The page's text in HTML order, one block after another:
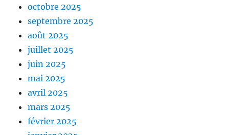
octobre 2025
septembre 2025
août 2025
juillet 2025
juin 2025
mai 2025
avril 2025
mars 2025
février 2025